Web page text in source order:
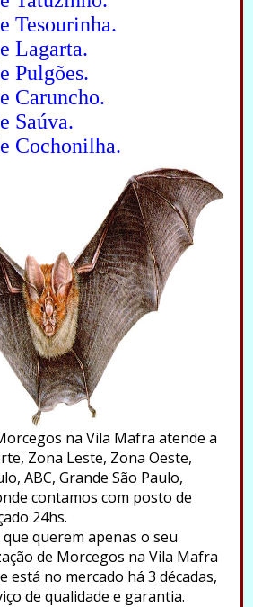
Tesourinha.
Lagarta.
Pulgões.
Caruncho.
Saúva.
Cochonilha.
na Vila Mafra atende a
Zona Leste, Zona Oeste,
ABC, Grande São Paulo,
contamos com posto de
24hs.
querem apenas o seu
de Morcegos na Vila Mafra
está no mercado há 3 décadas,
de qualidade e garantia.